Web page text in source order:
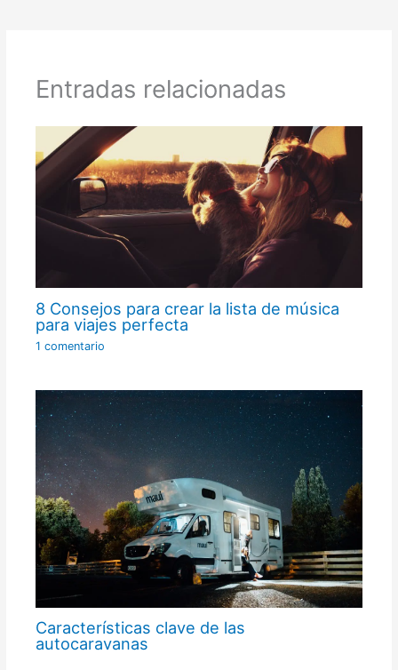
Entradas relacionadas
8 Consejos para crear la lista de música
para viajes perfecta
1 comentario
Características clave de las
autocaravanas